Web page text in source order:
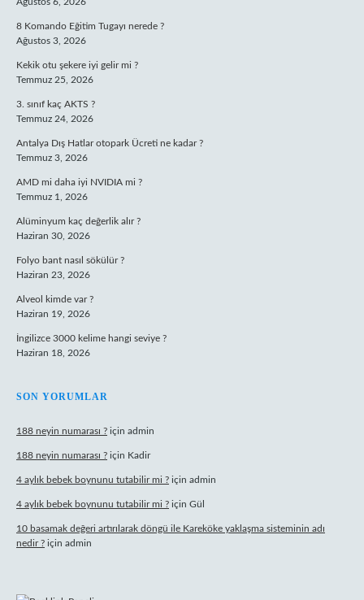
8 Komando Eğitim Tugayı nerede ?
Ağustos 3, 2026
Kekik otu şekere iyi gelir mi ?
Temmuz 25, 2026
3. sınıf kaç AKTS ?
Temmuz 24, 2026
Antalya Dış Hatlar otopark Ücreti ne kadar ?
Temmuz 3, 2026
AMD mi daha iyi NVIDIA mi ?
Temmuz 1, 2026
Alüminyum kaç değerlik alır ?
Haziran 30, 2026
Folyo bant nasıl sökülür ?
Haziran 23, 2026
Alveol kimde var ?
Haziran 19, 2026
İngilizce 3000 kelime hangi seviye ?
Haziran 18, 2026
SON YORUMLAR
188 neyin numarası ? için admin
188 neyin numarası ? için Kadir
4 aylık bebek boynunu tutabilir mi ? için admin
4 aylık bebek boynunu tutabilir mi ? için Gül
10 basamak değeri artırılarak döngü ile Kareköke yaklaşma sisteminin adı
nedir ? için admin